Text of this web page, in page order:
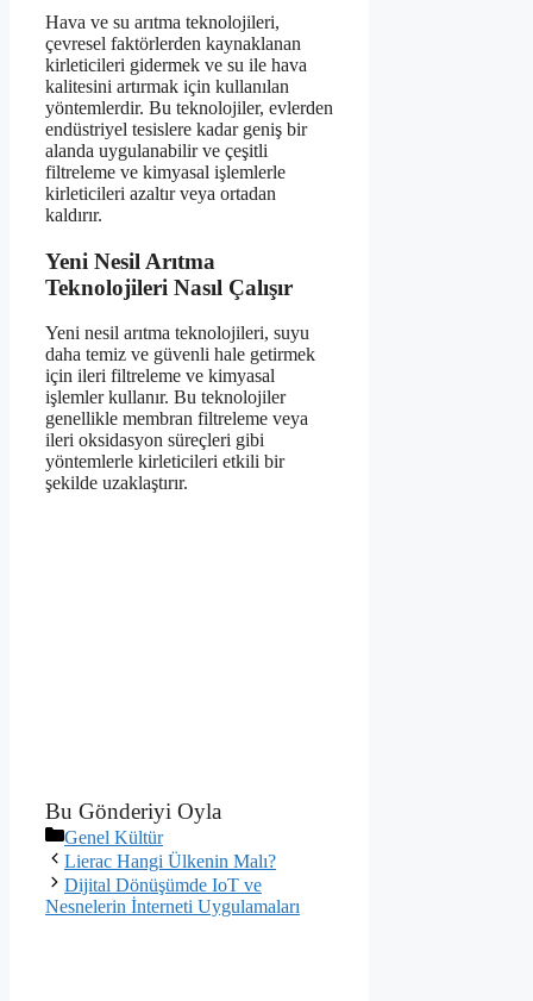
Hava ve su arıtma teknolojileri,
çevresel faktörlerden kaynaklanan
kirleticileri gidermek ve su ile hava
kalitesini artırmak için kullanılan
yöntemlerdir. Bu teknolojiler, evlerden
endüstriyel tesislere kadar geniş bir
alanda uygulanabilir ve çeşitli
filtreleme ve kimyasal işlemlerle
kirleticileri azaltır veya ortadan
kaldırır.
Yeni Nesil Arıtma
Teknolojileri Nasıl Çalışır
Yeni nesil arıtma teknolojileri, suyu
daha temiz ve güvenli hale getirmek
için ileri filtreleme ve kimyasal
işlemler kullanır. Bu teknolojiler
genellikle membran filtreleme veya
ileri oksidasyon süreçleri gibi
yöntemlerle kirleticileri etkili bir
şekilde uzaklaştırır.
Bu Gönderiyi Oyla
Kategoriler
Genel Kültür
Lierac Hangi Ülkenin Malı?
Dijital Dönüşümde IoT ve
Nesnelerin İnterneti Uygulamaları